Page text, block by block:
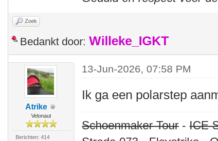
Zoek
Bedankt door: Willeke_IGKT
Atrike
Velonaut
Berichten: 414
13-Jun-2026, 07:58 PM
Ik ga een polarstep
Schoenmaker Tour-ICE